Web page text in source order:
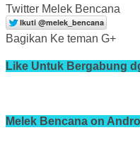
Twitter Melek Bencana
Bagikan Ke teman G+
Like Untuk Bergabung
Melek Bencana on